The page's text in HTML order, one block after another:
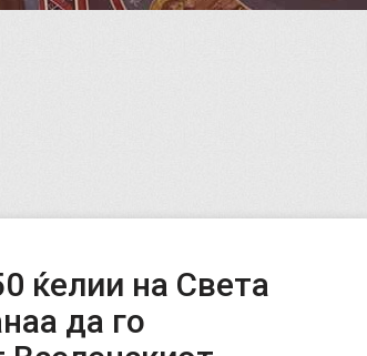
ќелии на Света
да го